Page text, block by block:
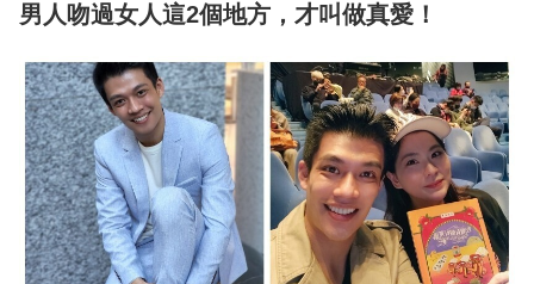
男人吻過女人這2個地方，才叫做真愛！